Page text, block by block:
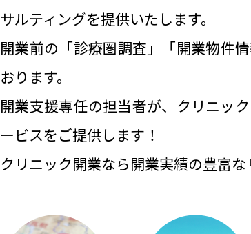
サルティングを提供いたします。
開業前の「診療圏調査」「開業物件
おります。
開業支援専任の担当者が、クリニッ
ービスをご提供します！
クリニック開業なら開業実績の豊富な